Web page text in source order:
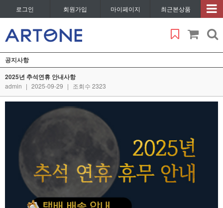
로그인 회원가입 마이페이지 최근본상품
공지사항
2025년 추석연휴 안내사항
admin | 2025-09-29 | 조회수 2323